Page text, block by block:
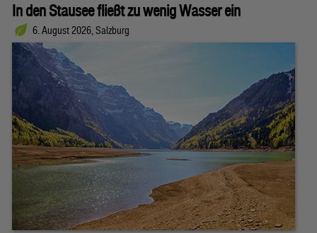
In den Stausee fließt zu wenig Wasser ein
6. August 2026, Salzburg